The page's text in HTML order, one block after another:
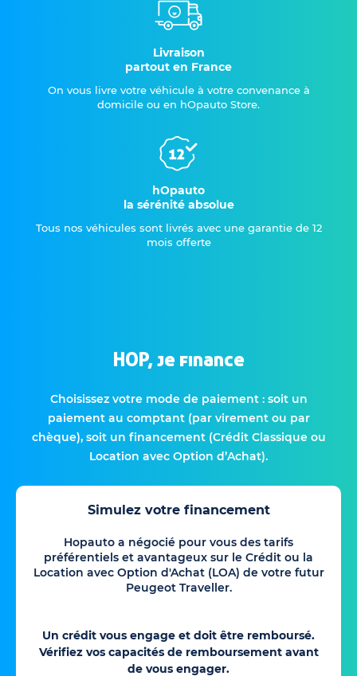
Livraison
partout en France
On vous livre votre véhicule à votre convenance à
domicile ou en hOpauto Store.
hOpauto
la sérénité absolue
Tous nos véhicules sont livrés avec une garantie de 12
mois offerte
HOP, je finance
Choisissez votre mode de paiement : soit un
paiement au comptant (par virement ou par
chèque), soit un financement (Crédit Classique ou
Location avec Option d’Achat).
Simulez votre financement
Hopauto a négocié pour vous des tarifs
préférentiels et avantageux sur le Crédit ou la
Location avec Option d'Achat (LOA) de votre futur
Peugeot Traveller.
Un crédit vous engage et doit être remboursé.
Vérifiez vos capacités de remboursement avant
de vous engager.